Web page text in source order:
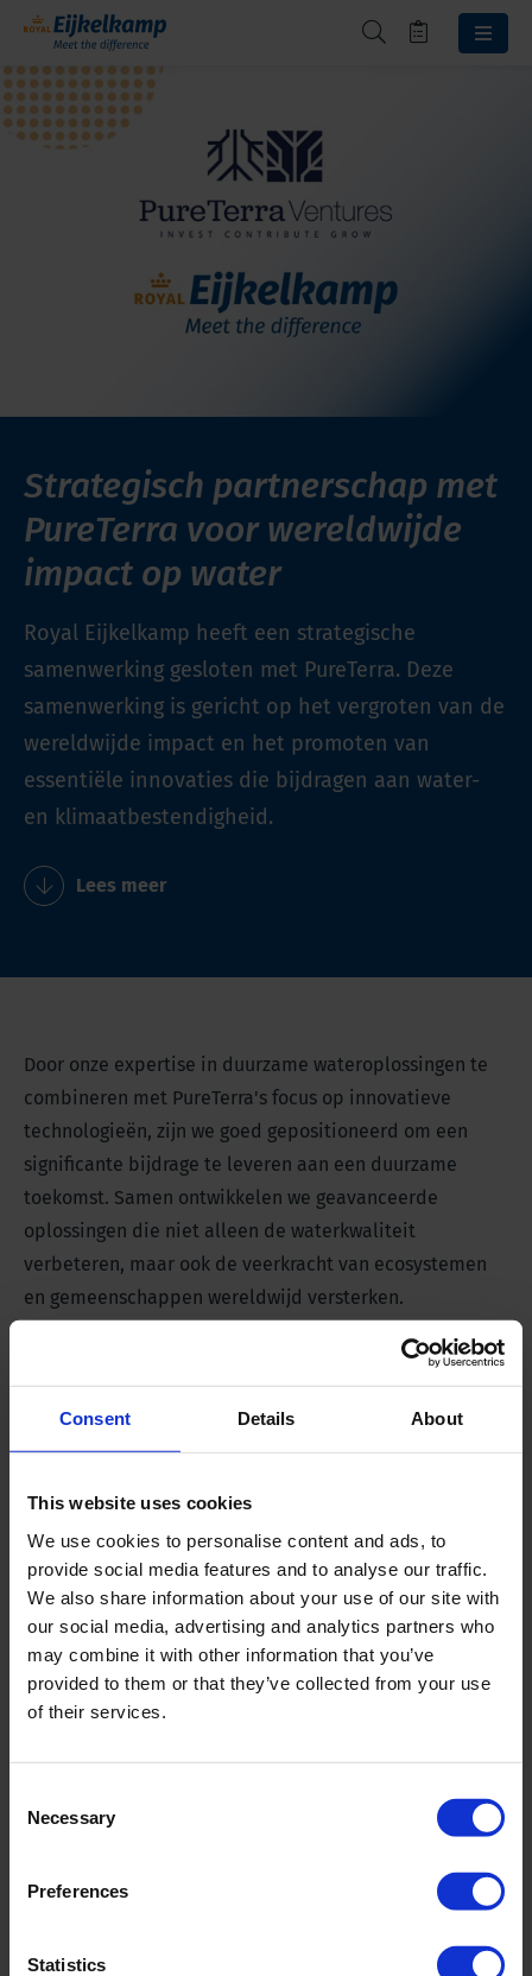
Consent Details About
This website uses cookies
We use cookies to personalise content and ads, to
provide social media features and to analyse our traffic.
We also share information about your use of our site with
our social media, advertising and analytics partners who
may combine it with other information that you’ve
provided to them or that they’ve collected from your use
of their services.
Selection
Necessary
Preferences
Statistics
Strategisch partnerschap met
PureTerra voor wereldwijde
impact op water
Royal Eijkelkamp heeft een strategische
samenwerking gesloten met PureTerra. Deze
samenwerking is gericht op het vergroten van de
wereldwijde impact en het promoten van
essentiële innovaties die bijdragen aan water-
en klimaatbestendigheid.
Lees meer
Door onze expertise in duurzame wateroplossingen te
combineren met PureTerra's focus op innovatieve
technologieën, zijn we goed gepositioneerd om een
significante bijdrage te leveren aan een duurzame
toekomst. Samen ontwikkelen we geavanceerde
oplossingen die niet alleen de waterkwaliteit
verbeteren, maar ook de veerkracht van ecosystemen
en gemeenschappen wereldwijd versterken.
Innovaties op het gebied van water-
Door middel van kennisdelingssessies en het scouten
innovaties in de watersector. Deze samenwerking sluit
dan ook perfect aan bij onze missie met
Water Works .
We zijn enthousiast over de mogelijkheden die deze
samenwerking biedt en kijken ernaar uit om samen te
werken aan een duurzamere wereld!
baanbrekende waterondernemers die het nieuwe